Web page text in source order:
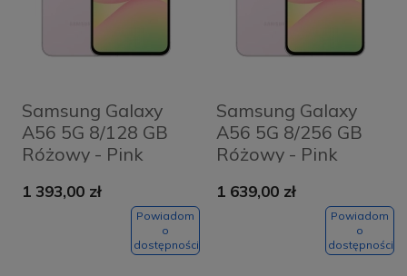
Samsung Galaxy
A56 5G 8/128 GB
Różowy - Pink
1 393,00 zł
Powiadom
o
dostępności
Samsung Galaxy
A56 5G 8/256 GB
Różowy - Pink
1 639,00 zł
Powiadom
o
dostępności